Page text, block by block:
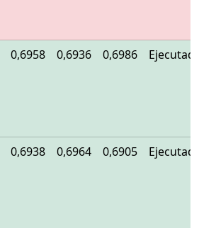
0,6958 0,6936 0,6986
0,6938 0,6964 0,6905